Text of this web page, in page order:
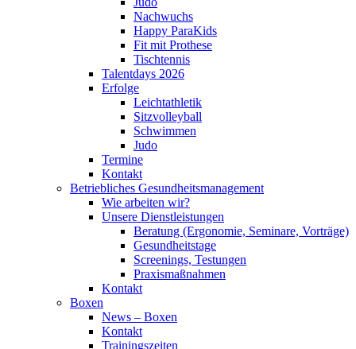
Nachwuchs
Happy ParaKids
Fit mit Prothese
Tischtennis
Talentdays 2026
Erfolge
Leichtathletik
Sitzvolleyball
Schwimmen
Judo
Termine
Kontakt
Betriebliches Gesundheits­management
Wie arbeiten wir?
Unsere Dienstleistungen
Beratung (Ergonomie, Seminare, Vorträge)
Gesundheitstage
Screenings, Testungen
Praxismaßnahmen
Kontakt
Boxen
News – Boxen
Kontakt
Trainingszeiten